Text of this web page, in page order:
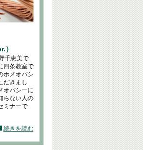
）
千恵美で
四条教室で
ホメオパシ
だきまし
オパシーに
らない人の
ミナーで
続きを読む